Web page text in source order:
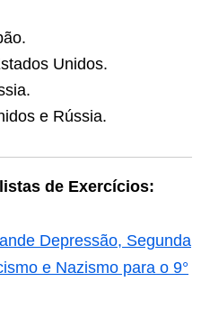
Unidos.
e Rússia.
de Exercícios:
Depressão, Segunda
e Nazismo para o 9°